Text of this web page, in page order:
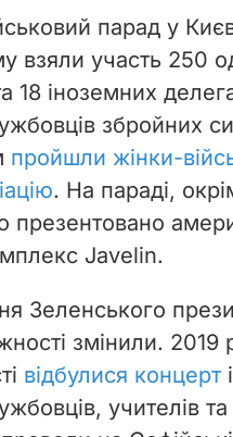
парад у
взяли участь 250
18 іноземних
збройних
пройшли жінки-
. На параді,
презентовано
Javelin.
Зеленського
змінили.
відбулися концерт
учителів